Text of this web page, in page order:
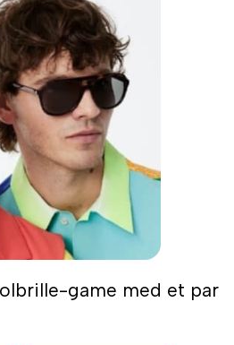
game med et par